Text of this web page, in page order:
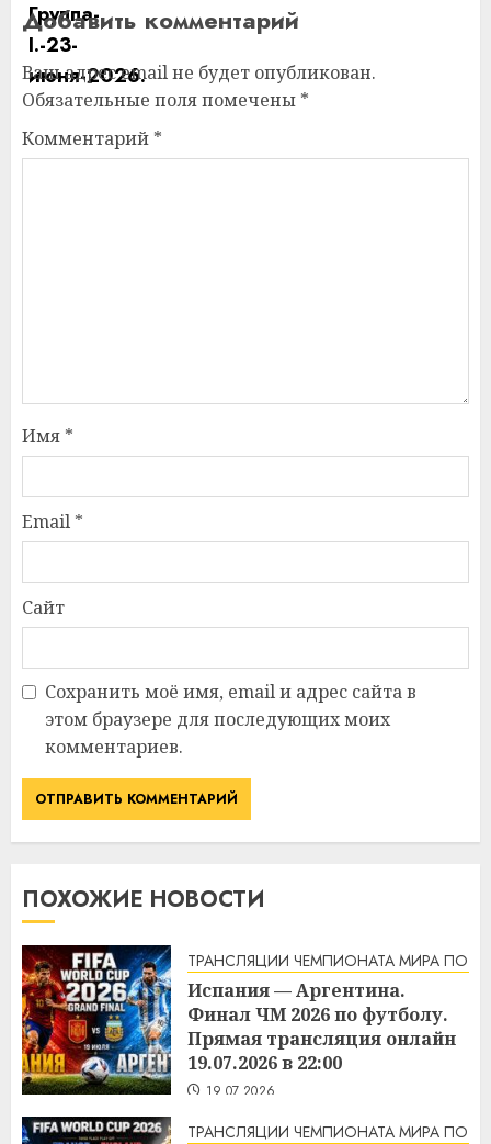
Добавить комментарий
Ваш адрес email не будет опубликован.
Обязательные поля помечены *
Комментарий *
Имя *
Email *
Сайт
Сохранить моё имя, email и адрес сайта в
этом браузере для последующих моих
комментариев.
ПОХОЖИЕ НОВОСТИ
ТРАНСЛЯЦИИ ЧЕМПИОНАТА МИРА ПО
Испания — Аргентина.
Финал ЧМ 2026 по футболу.
Прямая трансляция онлайн
19.07.2026 в 22:00
19.07.2026
ТРАНСЛЯЦИИ ЧЕМПИОНАТА МИРА ПО